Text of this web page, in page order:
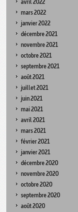
avril 2022
mars 2022
janvier 2022
décembre 2021
novembre 2021
octobre 2021
septembre 2021
août 2021
juillet 2021
juin 2021
mai 2021
avril 2021
mars 2021
février 2021
janvier 2021
décembre 2020
novembre 2020
octobre 2020
septembre 2020
août 2020